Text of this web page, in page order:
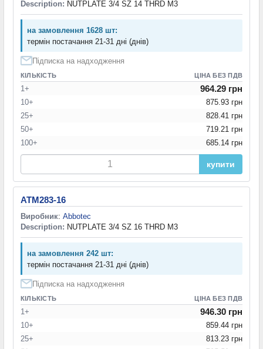
Description: NUTPLATE 3/4 SZ 14 THRD M3
на замовлення 1628 шт:
термін постачання 21-31 дні (днів)
Підписка на надходження
КІЛЬКІСТЬ ЦІНА БЕЗ ПДВ
1+ 964.29 грн
10+
875.93 грн
25+
828.41 грн
50+
719.21 грн
100+
685.14 грн
купити
ATM283-16
Виробник: Abbotec
Description: NUTPLATE 3/4 SZ 16 THRD M3
на замовлення 242 шт:
термін постачання 21-31 дні (днів)
Підписка на надходження
КІЛЬКІСТЬ ЦІНА БЕЗ ПДВ
1+ 946.30 грн
10+
859.44 грн
25+
813.23 грн